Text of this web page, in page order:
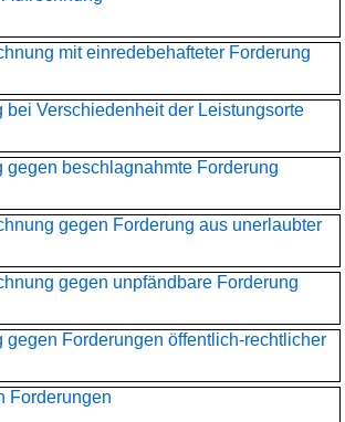
mit einredebehafteter Forderung
bei Verschiedenheit der Leistungsorte
gegen beschlagnahmte Forderung
gegen Forderung aus unerlaubter
gegen unpfändbare Forderung
gegen Forderungen öffentlich-rechtlicher
Forderungen